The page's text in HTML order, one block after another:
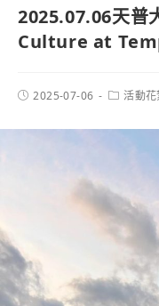
2025.07.06天普
Culture at
2025-07-06 活動花